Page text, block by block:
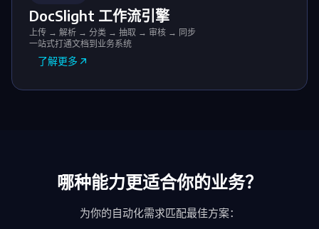
DocSlight 工作流引擎
上传 → 解析 → 分类 → 抽取 → 审核 → 同步
一站式打通文档到业务系统
了解更多
哪种能力更适合你的业务？
为你的自动化需求匹配最佳方案：